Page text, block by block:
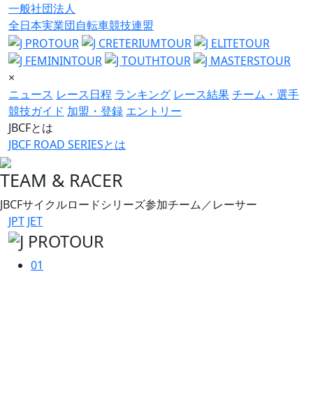
一般社団法人
全日本実業団自転車競技連盟
×
ニュース レース日程 ランキング レース結果チーム・選手
競技ガイド 加盟・登録 エントリー
JBCFとは
JBCF ROAD SERIESとは
TEAM & RACER
JBCFサイクルロードシリーズ参加チーム／レーサー
JPT JET
01